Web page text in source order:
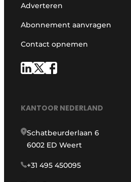
Adverteren
Abonnement aanvragen
Contact opnemen
KANTOOR NEDERLAND
Schatbeurderlaan 6
6002 ED Weert
+31 495 450095